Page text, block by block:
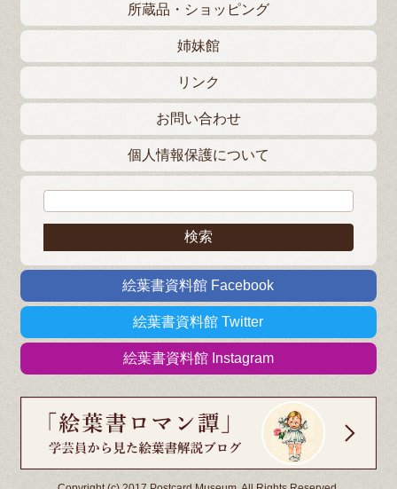
所蔵品・ショッピング
姉妹館
リンク
お問い合わせ
個人情報保護について
絵葉書資料館 Facebook
絵葉書資料館 Twitter
絵葉書資料館 Instagram